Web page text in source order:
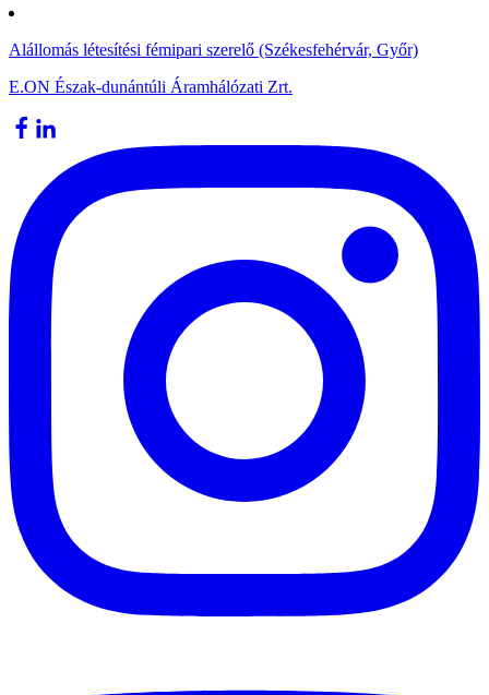
Alállomás létesítési fémipari szerelő (Székesfehérvár, Győr)
E.ON Észak-dunántúli Áramhálózati Zrt.